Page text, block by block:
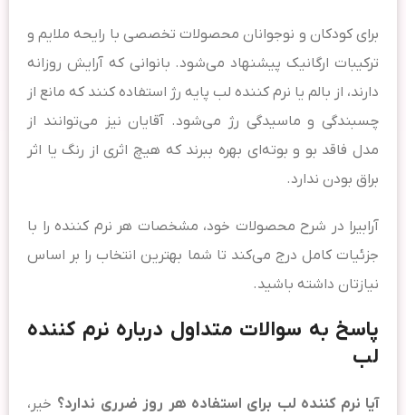
برای کودکان و نوجوانان محصولات تخصصی با رایحه ملایم و
ترکیبات ارگانیک پیشنهاد می‌شود. بانوانی که آرایش روزانه
دارند، از بالم یا نرم کننده لب پایه رژ استفاده کنند که مانع از
چسبندگی و ماسیدگی رژ می‌شود. آقایان نیز می‌توانند از
مدل فاقد بو و بوته‌ای بهره ببرند که هیچ اثری از رنگ یا اثر
براق بودن ندارد.
آرابیرا در شرح محصولات خود، مشخصات هر نرم کننده را با
جزئیات کامل درج می‌کند تا شما بهترین انتخاب را بر اساس
نیازتان داشته باشید.
پاسخ به سوالات متداول درباره نرم کننده
لب
آیا نرم کننده لب برای استفاده هر روز ضرری ندارد؟ خیر،